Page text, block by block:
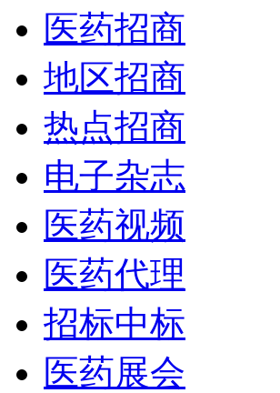
医药招商
地区招商
热点招商
电子杂志
医药视频
医药代理
招标中标
医药展会